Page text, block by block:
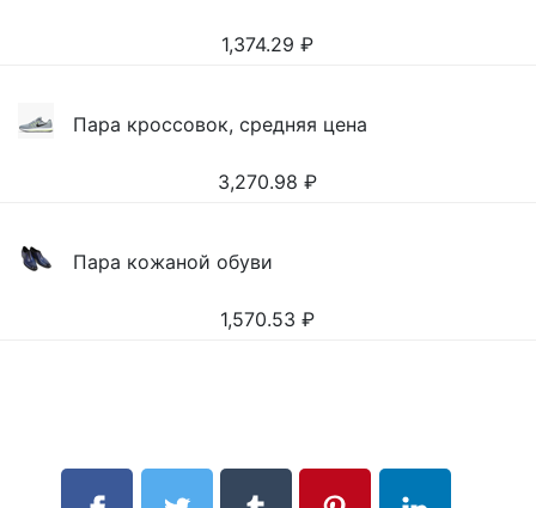
1,374.29 ₽
Пара кроссовок, средняя цена
3,270.98 ₽
Пара кожаной обуви
1,570.53 ₽